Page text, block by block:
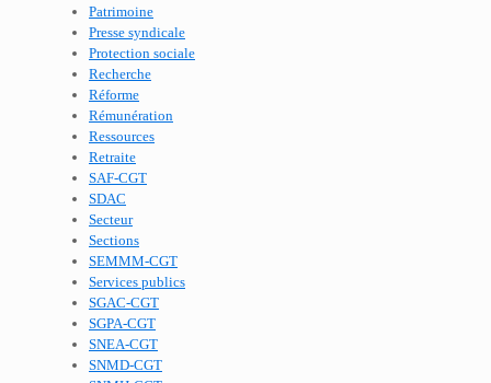
Patrimoine
Presse syndicale
Protection sociale
Recherche
Réforme
Rémunération
Ressources
Retraite
SAF-CGT
SDAC
Secteur
Sections
SEMMM-CGT
Services publics
SGAC-CGT
SGPA-CGT
SNEA-CGT
SNMD-CGT